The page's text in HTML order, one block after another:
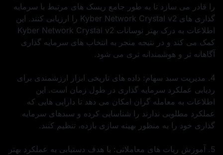
را قادر می‌ سازد تا به طور جامع ریسک‌ های مرتبط با سرمایه‌
گذاری‌ های Kyber Network Crystal v2 را ارزیابی کنند. این
اطلاعات به درک بهتر نوسانات Kyber Network Crystal v2
کمک می‌ کند و در نتیجه منجر به انتخاب‌ های سرمایه‌ گذاری
آگاهانه‌ تر و هوشمندانه‌ تری می‌ شود.
4. مدیریت سبد سهام: داده‌ های تاریخی ابزار ارزشمندی برای
ردیابی عملکرد سرمایه‌ گذاری در طول زمان است. این
اطلاعات به معامله‌ گران امکان می‌ دهد تا دارایی‌ هایی که
عملکرد مطلوبی ندارند را شناسایی کرده و سبدهای سرمایه‌
گذاری خود را به منظور بهینه‌ سازی بازده، تنظیم کنند.
5. آموزش ربات‌ های معاملاتی: با هدف دستیابی به عملکرد بهتر